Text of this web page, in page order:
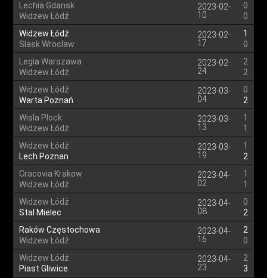
Lechia Gdansk
Widzew Łódź
2023-02-
10
0
0
Widzew Łódź
Slask Wroclaw
2023-02-
17
1
0
Legia Warszawa
Widzew Łódź
2023-02-
24
2
2
Widzew Łódź
Warta Poznań
2023-03-
04
0
2
Wisla Plock
Widzew Łódź
2023-03-
13
1
1
Widzew Łódź
Lech Poznan
2023-03-
19
1
2
Cracovia Krakow
Widzew Łódź
2023-04-
02
1
1
Widzew Łódź
Stal Mielec
2023-04-
08
0
2
Raków Częstochowa
Widzew Łódź
2023-04-
16
2
0
Widzew Łódź
Piast Gliwice
2023-04-
23
2
3